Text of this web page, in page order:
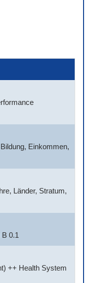
Einkommen,
Länder, Stratum,
0.1
++ Health System